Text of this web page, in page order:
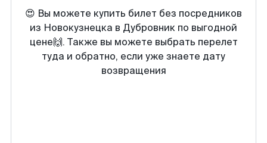
😍 Вы можете купить билет без посредников
из Новокузнецка в Дубровник по выгодной
цене🙌. Также вы можете выбрать перелет
туда и обратно, если уже знаете дату
возвращения